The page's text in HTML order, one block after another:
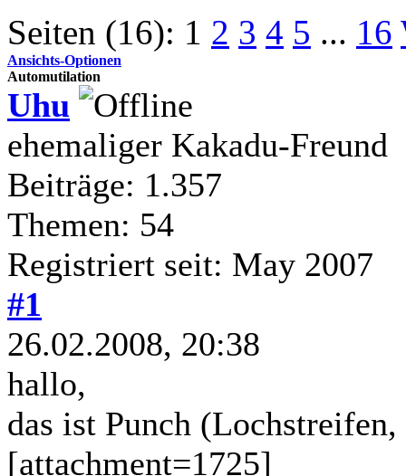
Seiten (16): 1 2 3 4 5 ... 16
Ansichts-Optionen
Automutilation
Uhu
ehemaliger Kakadu-Freund
Beiträge: 1.357
Themen: 54
Registriert seit: May 2007
#1
26.02.2008, 20:38
hallo,
das ist Punch
[attachment=1725]